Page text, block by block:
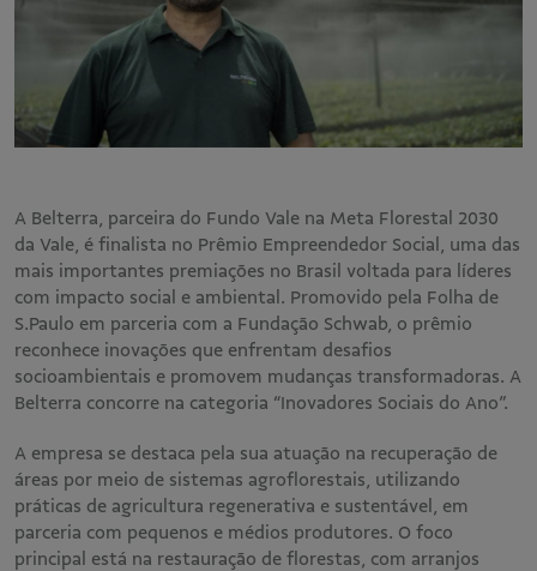
A Belterra, parceira do Fundo Vale na Meta Florestal 2030
da Vale, é finalista no Prêmio Empreendedor Social, uma das
mais importantes premiações no Brasil voltada para líderes
com impacto social e ambiental. Promovido pela Folha de
S.Paulo em parceria com a Fundação Schwab, o prêmio
reconhece inovações que enfrentam desafios
socioambientais e promovem mudanças transformadoras. A
Belterra concorre na categoria “Inovadores Sociais do Ano”.
A empresa se destaca pela sua atuação na recuperação de
áreas por meio de sistemas agroflorestais, utilizando
práticas de agricultura regenerativa e sustentável, em
parceria com pequenos e médios produtores. O foco
principal está na restauração de florestas, com arranjos